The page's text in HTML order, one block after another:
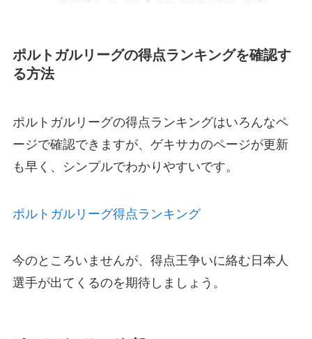
ポルトガルリーグの得点ランキングを確認す
る方法
ポルトガルリーグの得点ランキングはいろんなペ
ージで確認できますが、ゲキサカのページが更新
も早く、シンプルでわかりやすいです。
ポルトガルリーグ得点ランキング
今のところいませんが、得点王争いに絡む日本人
選手が出てくるのを期待しましょう。